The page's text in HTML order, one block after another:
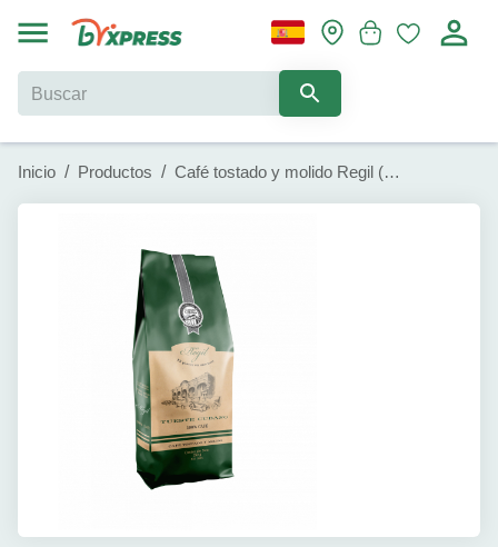
Inicio / Productos / Café tostado y molido Regil (250 g)